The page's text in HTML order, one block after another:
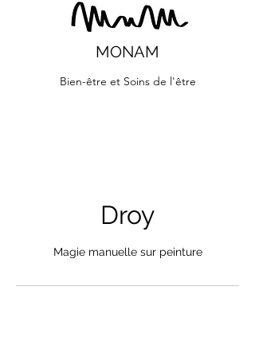
MONAM
Bien-être et Soins de l'être
Droy
Magie manuelle sur peinture